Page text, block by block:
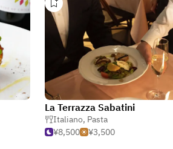
La Terrazza Sabatini
Italiano, Pasta
¥8,500
¥3,500